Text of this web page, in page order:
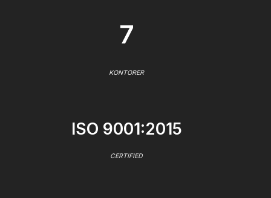
7
KONTORER
ISO 9001:2015
CERTIFIED